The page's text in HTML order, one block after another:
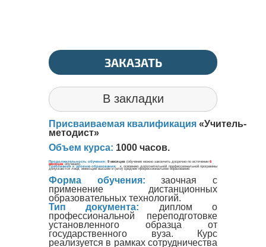
ЗАКАЗАТЬ
В закладки
Присваиваемая квалификация «Учитель-
методист»
Объем курса: 1000 часов.
Форма обучения: заочная с
применение дистанционных
образовательных технологий.
Тип документа:
диплом о
профессиональной переподготовке
установленного образца от
государственного вуза. Курс
реализуется в рамках сотрудничества